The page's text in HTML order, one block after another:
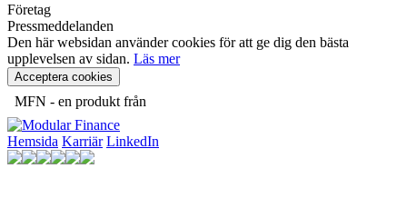
Företag
Pressmeddelanden
Den här websidan använder cookies för att ge dig den bästa
upplevelsen av sidan. Läs mer
Acceptera cookies
MFN - en produkt från
Hemsida Karriär LinkedIn